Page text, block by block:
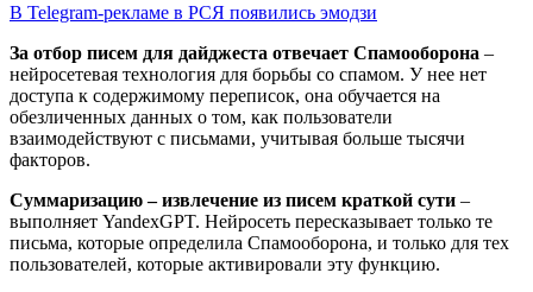
В Telegram-рекламе в РСЯ появились эмодзи
За отбор писем для дайджеста отвечает Спамооборона –
нейросетевая технология для борьбы со спамом. У нее нет
доступа к содержимому переписок, она обучается на
обезличенных данных о том, как пользователи
взаимодействуют с письмами, учитывая больше тысячи
факторов.
Суммаризацию – извлечение из писем краткой сути –
выполняет YandexGPT. Нейросеть пересказывает только те
письма, которые определила Спамооборона, и только для тех
пользователей, которые активировали эту функцию.